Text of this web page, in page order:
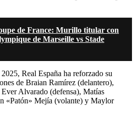
de France: Murillo titular con
de Marseille vs Stade
Real España ha reforzado su
de Braian Ramírez (delantero),
Alvarado (defensa), Matías
«Patón» Mejía (volante) y Maylor